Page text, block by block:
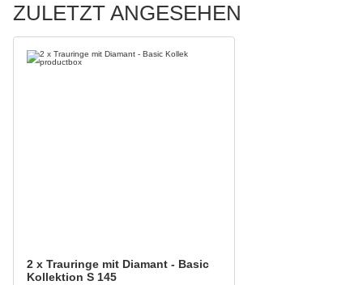
ZULETZT ANGESEHEN
2 x Trauringe mit Diamant - Basic
Kollektion S 145